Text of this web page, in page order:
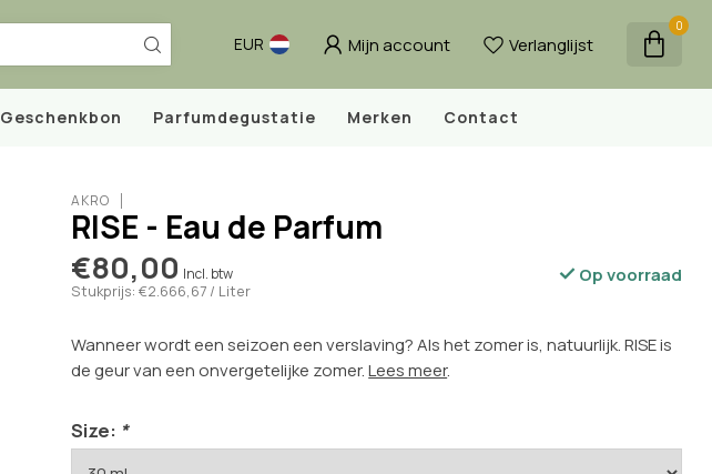
EUR Mijn account Verlanglijst
0
Geschenkbon Parfumdegustatie Merken Contact
AKRO
RISE - Eau de Parfum
€80,00 Incl. btw
Stukprijs: €2.666,67 / Liter
Op voorraad
Wanneer wordt een seizoen een verslaving? Als het zomer is, natuurlijk. RISE is
de geur van een onvergetelijke zomer.Lees meer.
Size: *